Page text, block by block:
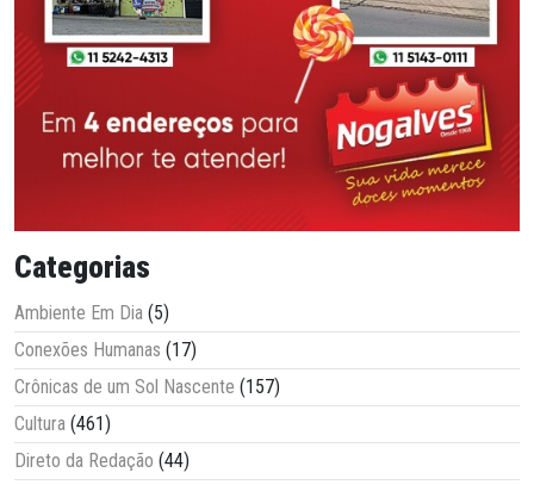
Categorias
Ambiente Em Dia (5)
Conexões Humanas (17)
Crônicas de um Sol Nascente (157)
Cultura (461)
Direto da Redação (44)